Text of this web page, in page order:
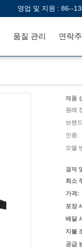
영업 및 지원 : 86--
품질 관리 연락
제품
원래
브랜
인증:
모델
결제
최소
가격:
포장
배달
지불
공급